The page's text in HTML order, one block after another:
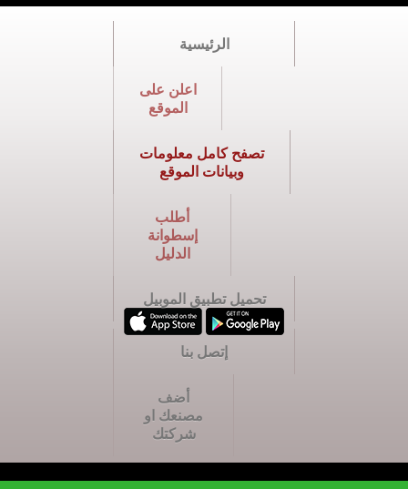
الرئيسية
اعلن على
الموقع
تصفح كامل معلومات
وبيانات الموقع
أطلب
إسطوانة
الدليل
تحميل تطبيق الموبيل
إتصل بنا
أضف
مصنعك او
شركتك